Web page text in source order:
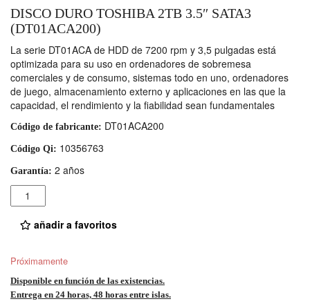
DISCO DURO TOSHIBA 2TB 3.5″ SATA3
(DT01ACA200)
La serie DT01ACA de HDD de 7200 rpm y 3,5 pulgadas está
optimizada para su uso en ordenadores de sobremesa
comerciales y de consumo, sistemas todo en uno, ordenadores
de juego, almacenamiento externo y aplicaciones en las que la
capacidad, el rendimiento y la fiabilidad sean fundamentales
Código de fabricante: DT01ACA200
Código Qi: 10356763
Garantía: 2 años
Cantidad
añadir a favoritos
Próximamente
Disponible en función de las existencias.
Entrega en 24 horas, 48 horas entre islas.